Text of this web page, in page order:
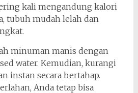
kali mengandung kalori
tubuh mudah lelah dan
minuman manis dengan
water. Kemudian, kurangi
instan secara bertahap.
Anda tetap bisa